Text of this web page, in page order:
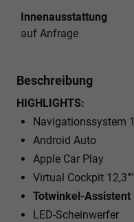
Innenausstattung
auf Anfrage
Beschreibung
HIGHLIGHTS:
Navigationssystem
Android Auto
Apple Car Play
Virtual Cockpit 12,3""
Totwinkel-Assistent
LED-Scheinwerfer